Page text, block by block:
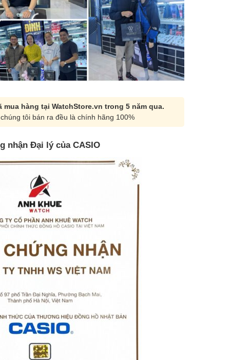
mua hàng tại WatchStore.vn trong 5 năm qua.
tôi bán ra đều là chính hãng 100%
nhận Đại lý của CASIO